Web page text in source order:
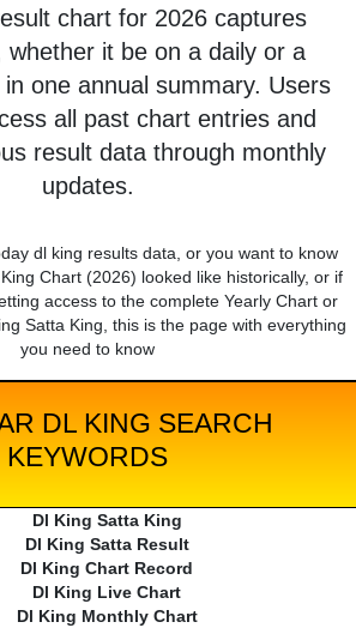
chart for 2026 captures
whether it be on a daily or a
one annual summary. Users
all past chart entries and
result data through monthly
updates.
dl king results data, or you want to know
Chart (2026) looked like historically, or if
access to the complete Yearly Chart or
Satta King, this is the page with everything
you need to know
DL KING SEARCH
KEYWORDS
Dl King Satta King
Dl King Satta Result
Dl King Chart Record
Dl King Live Chart
Dl King Monthly Chart